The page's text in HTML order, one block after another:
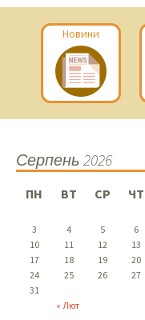
Новини
Серпень 2026
ПН ВТ СР ЧТ
« Лют
3
4 5 6
10
11 12 13
17
18 19 20
24
25 26 27
31